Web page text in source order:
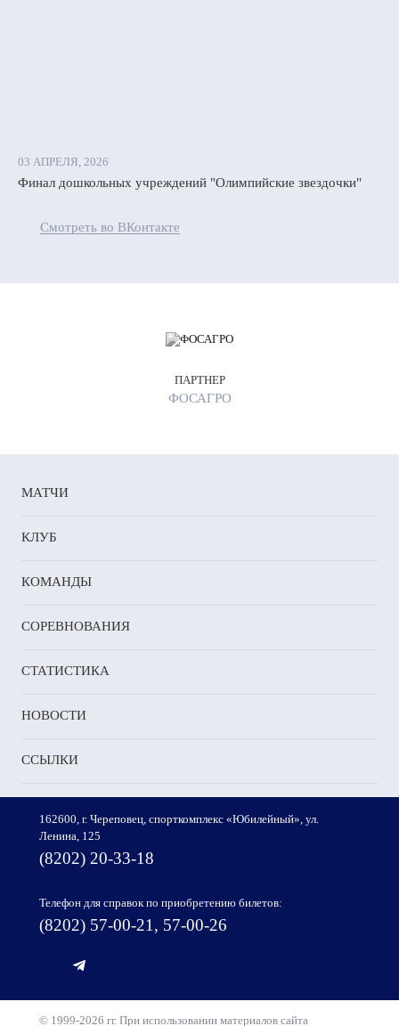
03 АПРЕЛЯ, 2026
Финал дошкольных учреждений "Олимпийские звездочки"
Смотреть во ВКонтакте
ПАРТНЕР
ФОСАГРО
МАТЧИ
КЛУБ
КОМАНДЫ
СОРЕВНОВАНИЯ
СТАТИСТИКА
НОВОСТИ
ССЫЛКИ
162600, г. Череповец, спорткомплекс «Юбилейный», ул.
Ленина, 125
(8202) 20-33-18
Телефон для справок по приобретению билетов:
(8202) 57-00-21, 57-00-26
© 1999-2026 гг. При использовании материалов сайта